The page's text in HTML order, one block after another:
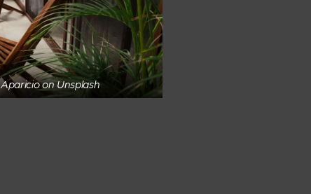
on Unsplash